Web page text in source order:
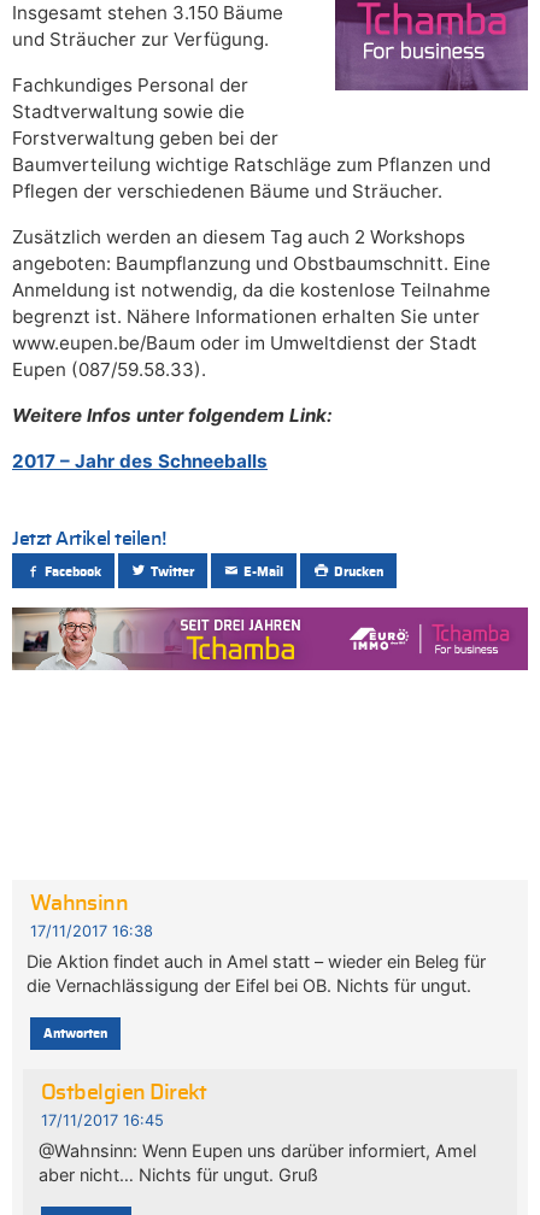
Insgesamt stehen 3.150 Bäume
und Sträucher zur Verfügung.
Fachkundiges Personal der
Stadtverwaltung sowie die
Forstverwaltung geben bei der
Baumverteilung wichtige Ratschläge zum Pflanzen und
Pflegen der verschiedenen Bäume und Sträucher.
Zusätzlich werden an diesem Tag auch 2 Workshops
angeboten: Baumpflanzung und Obstbaumschnitt. Eine
Anmeldung ist notwendig, da die kostenlose Teilnahme
begrenzt ist. Nähere Informationen erhalten Sie unter
www.eupen.be/Baum oder im Umweltdienst der Stadt
Eupen (087/59.58.33).
Weitere Infos unter folgendem Link:
2017 – Jahr des Schneeballs
Jetzt Artikel teilen!
Facebook Twitter E-Mail Drucken
Wahnsinn
17/11/2017 16:38
Die Aktion findet auch in Amel statt – wieder ein Beleg für
die Vernachlässigung der Eifel bei OB. Nichts für ungut.
Antworten
Ostbelgien Direkt
17/11/2017 16:45
@Wahnsinn: Wenn Eupen uns darüber informiert, Amel
aber nicht… Nichts für ungut. Gruß